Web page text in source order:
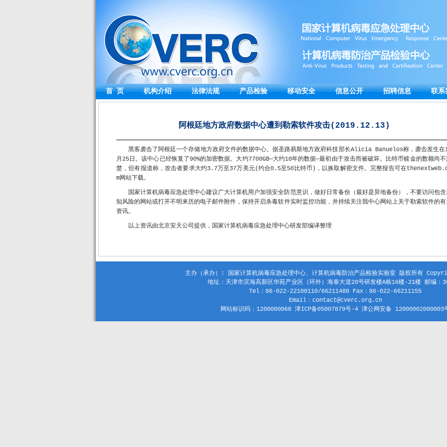
首 页 机构介绍 法律法规 产品检验 移动安全 信息公开 招聘信息 联系
阿根廷地方政府数据中心遭到勒索软件攻击(2019.12.13)
黑客袭击了阿根廷一个存储地方政府文件的数据中心。据圣路易斯地方政府科技部长Alicia Banuelos称，袭击发生在
月25日。该中心已经恢复了90%的加密数据。大约7700GB—大约10年的数据—最初由于攻击而被破坏。比特币赎金的数额尚
楚，但有报道称，攻击者要求大约3.7万至37万美元(约合0.5至50比特币)，以换取解密文件。完整报告可在
m网站下载。
国家计算机病毒应急处理中心建议广大计算机用户加强安全防范意识，做好日常备份（最好是异地备份），不要访问包
知风险的网站或打开不明来历的电子邮件附件，保持开启杀毒软件实时监控功能，并持续关注我中心网站上关于勒索软件的
资讯。
以上资讯由北京安天公司提供，国家计算机病毒应急处理中心研发部编译整理
主办（承办）: 国家计算机病毒应急处理中心、计算机病毒防治产品检验实验室 版权所有
地址：天津市滨海高新区华苑产业区（环外）海泰大道20号研发楼A栋16楼-21楼 邮编：
Tel：86-022-22100110/66211488 Fax：86-022-66211155
Email：contact@cverc.org.cn
网站标识码：1200000068 津ICP备05007879号-4 津公网安备 12000002000003